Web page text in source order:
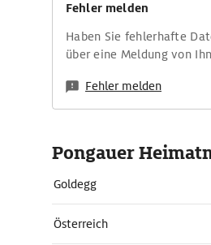
Fehler melden
Haben Sie fehlerhafte
über eine Meldung von
Fehler melden
Pongauer
Goldegg
Österreich